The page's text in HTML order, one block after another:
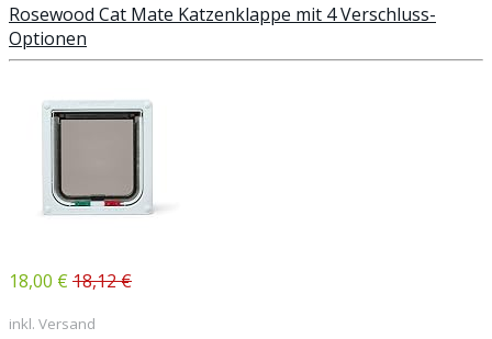
Rosewood Cat Mate Katzenklappe mit 4 Verschluss-
Optionen
18,00 € 18,12 €
inkl. Versand